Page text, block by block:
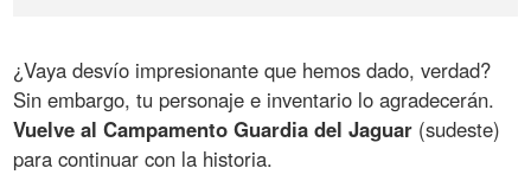
¿Vaya desvío impresionante que hemos dado, verdad?
Sin embargo, tu personaje e inventario lo agradecerán.
Vuelve al Campamento Guardia del Jaguar (sudeste)
para continuar con la historia.